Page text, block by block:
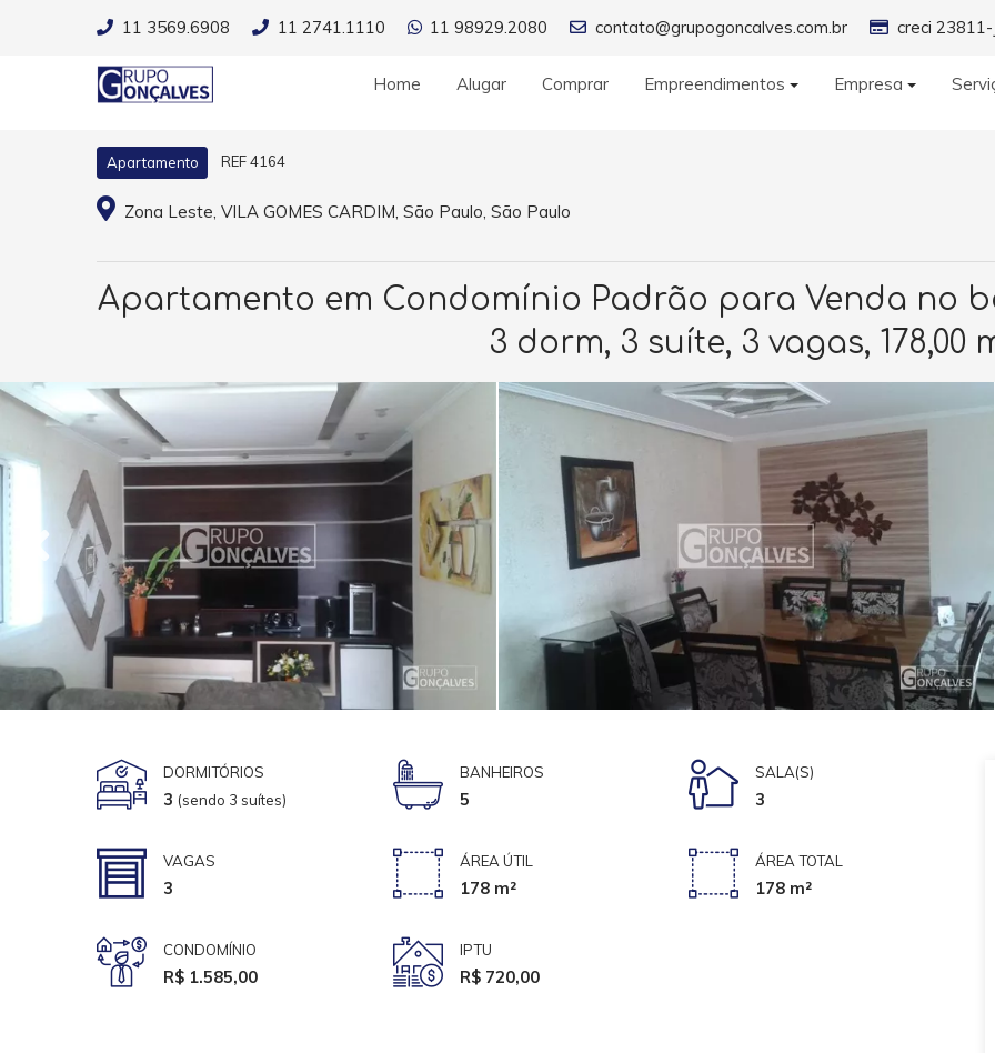
11 3569.6908 11 2741.1110 11 98929.2080 contato@grupogoncalves.com.br creci 23811-
Home Alugar Comprar Empreendimentos Empresa
Apartamento REF 4164
Zona Leste, VILA GOMES CARDIM, São Paulo, São Paulo
Apartamento em Condomínio Padrão para Venda no
3 dorm, 3 suíte, 3 vagas, 178,00
DORMITÓRIOS
3 (sendo 3 suítes)
BANHEIROS
5
SALA(S)
3
VAGAS
3
ÁREA ÚTIL
178 m²
ÁREA TOTAL
178 m²
CONDOMÍNIO
R$ 1.585,00
IPTU
R$ 720,00